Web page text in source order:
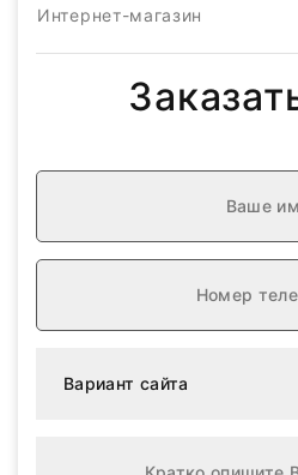
Интернет-магазин